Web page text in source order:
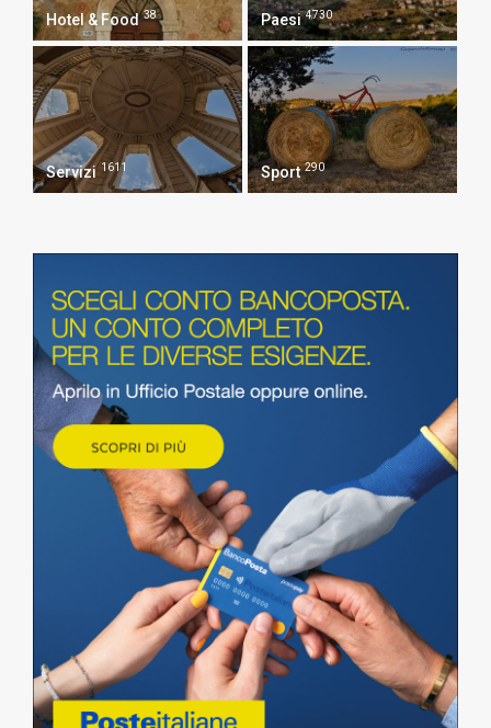
Hotel & Food 38 Paesi 4730
Servizi 1611 Sport 290